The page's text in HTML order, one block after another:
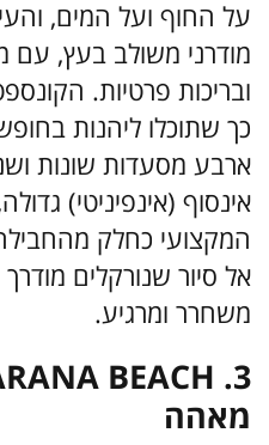
על החוף ועל המים,
מודרני משולב בעץ, עם
ובריכות פרטיות.
כך שתוכלו ליהנות
ארבע מסעדות שונות
אינסוף (אינפיניטי)
המקצועי כחלק
אל סיור שנורקלים
משחרר ומרגיע.
מאהה